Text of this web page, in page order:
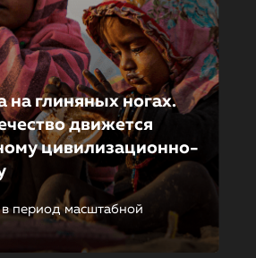
на глиняных ногах.
движется
цивилизацион­но­
период масштабной